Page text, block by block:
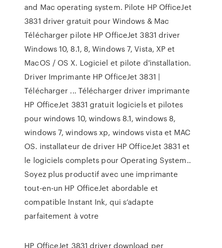
and Mac operating system. Pilote HP OfficeJet
3831 driver gratuit pour Windows & Mac
Télécharger pilote HP OfficeJet 3831 driver
Windows 10, 8.1, 8, Windows 7, Vista, XP et
MacOS / OS X. Logiciel et pilote d'installation.
Driver Imprimante HP OfficeJet 3831 |
Télécharger ... Télécharger driver imprimante
HP OfficeJet 3831 gratuit logiciels et pilotes
pour windows 10, windows 8.1, windows 8,
windows 7, windows xp, windows vista et MAC
OS. installateur de driver HP OfficeJet 3831 et
le logiciels complets pour Operating System..
Soyez plus productif avec une imprimante
tout-en-un HP OfficeJet abordable et
compatible Instant Ink, qui s’adapte
parfaitement à votre
HP OfficeJet 3831 driver download per